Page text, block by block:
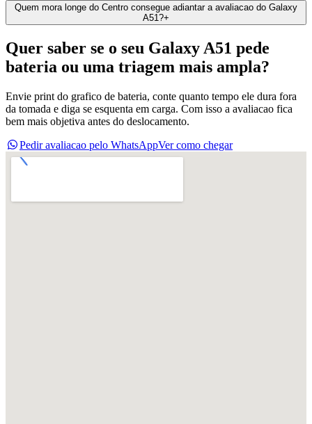
Quem mora longe do Centro consegue adiantar a avaliacao do Galaxy
A51?+
Quer saber se o seu Galaxy A51 pede
bateria ou uma triagem mais ampla?
Envie print do grafico de bateria, conte quanto tempo ele dura fora
da tomada e diga se esquenta em carga. Com isso a avaliacao fica
bem mais objetiva antes do deslocamento.
Pedir avaliacao pelo WhatsAppVer como chegar